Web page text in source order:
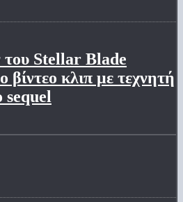
του Stellar Blade
βίντεο κλιπ με τεχνητή
sequel